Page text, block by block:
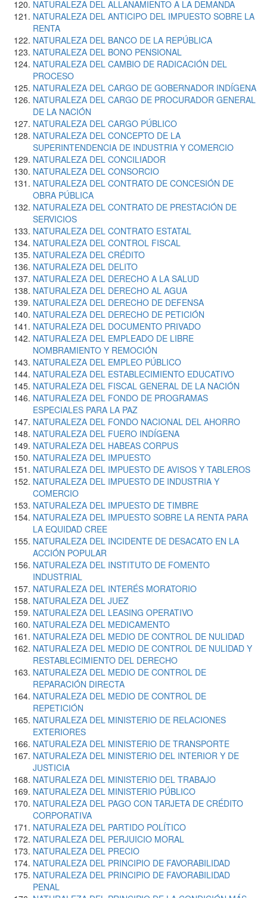
NATURALEZA DEL ALLANAMIENTO A LA DEMANDA
NATURALEZA DEL ANTICIPO DEL IMPUESTO SOBRE LA
RENTA
NATURALEZA DEL BANCO DE LA REPÚBLICA
NATURALEZA DEL BONO PENSIONAL
NATURALEZA DEL CAMBIO DE RADICACIÓN DEL
PROCESO
NATURALEZA DEL CARGO DE GOBERNADOR INDÍGENA
NATURALEZA DEL CARGO DE PROCURADOR GENERAL
DE LA NACIÓN
NATURALEZA DEL CARGO PÚBLICO
NATURALEZA DEL CONCEPTO DE LA
SUPERINTENDENCIA DE INDUSTRIA Y COMERCIO
NATURALEZA DEL CONCILIADOR
NATURALEZA DEL CONSORCIO
NATURALEZA DEL CONTRATO DE CONCESIÓN DE
OBRA PÚBLICA
NATURALEZA DEL CONTRATO DE PRESTACIÓN DE
SERVICIOS
NATURALEZA DEL CONTRATO ESTATAL
NATURALEZA DEL CONTROL FISCAL
NATURALEZA DEL CRÉDITO
NATURALEZA DEL DELITO
NATURALEZA DEL DERECHO A LA SALUD
NATURALEZA DEL DERECHO AL AGUA
NATURALEZA DEL DERECHO DE DEFENSA
NATURALEZA DEL DERECHO DE PETICIÓN
NATURALEZA DEL DOCUMENTO PRIVADO
NATURALEZA DEL EMPLEADO DE LIBRE
NOMBRAMIENTO Y REMOCIÓN
NATURALEZA DEL EMPLEO PÚBLICO
NATURALEZA DEL ESTABLECIMIENTO EDUCATIVO
NATURALEZA DEL FISCAL GENERAL DE LA NACIÓN
NATURALEZA DEL FONDO DE PROGRAMAS
ESPECIALES PARA LA PAZ
NATURALEZA DEL FONDO NACIONAL DEL AHORRO
NATURALEZA DEL FUERO INDÍGENA
NATURALEZA DEL HABEAS CORPUS
NATURALEZA DEL IMPUESTO
NATURALEZA DEL IMPUESTO DE AVISOS Y TABLEROS
NATURALEZA DEL IMPUESTO DE INDUSTRIA Y
COMERCIO
NATURALEZA DEL IMPUESTO DE TIMBRE
NATURALEZA DEL IMPUESTO SOBRE LA RENTA PARA
LA EQUIDAD CREE
NATURALEZA DEL INCIDENTE DE DESACATO EN LA
ACCIÓN POPULAR
NATURALEZA DEL INSTITUTO DE FOMENTO
INDUSTRIAL
NATURALEZA DEL INTERÉS MORATORIO
NATURALEZA DEL JUEZ
NATURALEZA DEL LEASING OPERATIVO
NATURALEZA DEL MEDICAMENTO
NATURALEZA DEL MEDIO DE CONTROL DE NULIDAD
NATURALEZA DEL MEDIO DE CONTROL DE NULIDAD Y
RESTABLECIMIENTO DEL DERECHO
NATURALEZA DEL MEDIO DE CONTROL DE
REPARACIÓN DIRECTA
NATURALEZA DEL MEDIO DE CONTROL DE
REPETICIÓN
NATURALEZA DEL MINISTERIO DE RELACIONES
EXTERIORES
NATURALEZA DEL MINISTERIO DE TRANSPORTE
NATURALEZA DEL MINISTERIO DEL INTERIOR Y DE
JUSTICIA
NATURALEZA DEL MINISTERIO DEL TRABAJO
NATURALEZA DEL MINISTERIO PÚBLICO
NATURALEZA DEL PAGO CON TARJETA DE CRÉDITO
CORPORATIVA
NATURALEZA DEL PARTIDO POLÍTICO
NATURALEZA DEL PERJUICIO MORAL
NATURALEZA DEL PRECIO
NATURALEZA DEL PRINCIPIO DE FAVORABILIDAD
NATURALEZA DEL PRINCIPIO DE FAVORABILIDAD
PENAL